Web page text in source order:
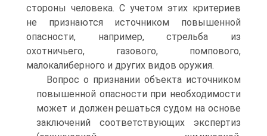
стороны человека. С учетом этих критериев
не признаются источником повышенной
опасности, например, стрельба из
охотничьего, газового, помпового,
малокалиберного и других видов оружия.
Вопрос о признании объекта источником
повышенной опасности при необходимости
может и должен решаться судом на основе
заключений соответствующих экспертиз